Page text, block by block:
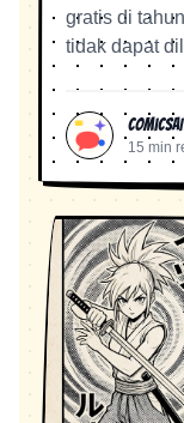
gratis di
tidak dapat
15 min